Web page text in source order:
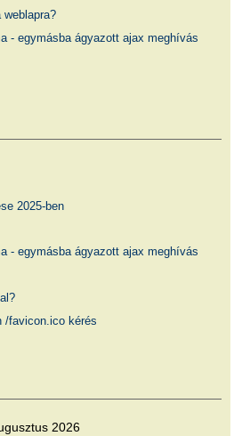
- egymásba ágyazott ajax meghívás
2025-ben
- egymásba ágyazott ajax meghívás
/favicon.ico kérés
2026